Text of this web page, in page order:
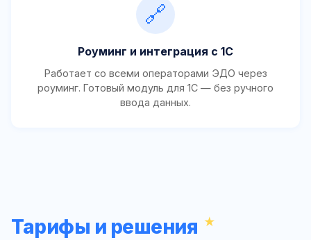
🔗
Роуминг и интеграция с 1С
Работает со всеми операторами ЭДО через
роуминг. Готовый модуль для 1С — без ручного
ввода данных.
Тарифы и решения